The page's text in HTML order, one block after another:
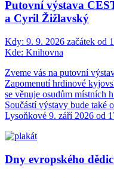
Putovní výstava
a Cyril Žižlavský
Kdy: 9. 9. 2026 začátek od
Kde: Knihovna
Zveme vás na putovní
Zapomenutí hrdinové
se věnuje osudům místních
Součástí výstavy bude také
Lysoňkové 9. září 2026 od
Dny evropského